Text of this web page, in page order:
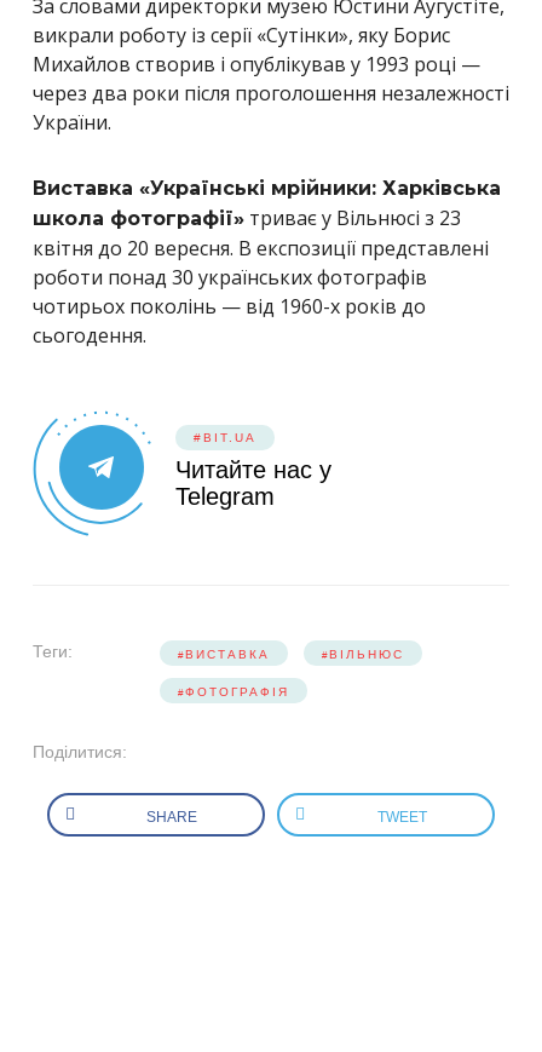
За словами директорки музею Юстини Аугустіте,
викрали роботу із серії «Сутінки», яку Борис
Михайлов створив і опублікував у 1993 році —
через два роки після проголошення незалежності
України.
Виставка «Українські мрійники: Харківська
школа фотографії» триває у Вільнюсі з 23
квітня до 20 вересня. В експозиції представлені
роботи понад 30 українських фотографів
чотирьох поколінь — від 1960-х років до
сьогодення.
#BIT.UA
Читайте нас у
Telegram
Теги: ВИСТАВКА ВІЛЬНЮС
ФОТОГРАФІЯ
Поділитися:
SHARE TWEET